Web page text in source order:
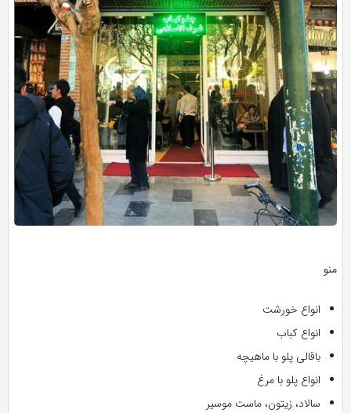
منو
انواع خورشت
انواع کباب
باقالی پلو با ماهیچه
انواع پلو با مرغ
سالاد، زیتون، ماست موسیر